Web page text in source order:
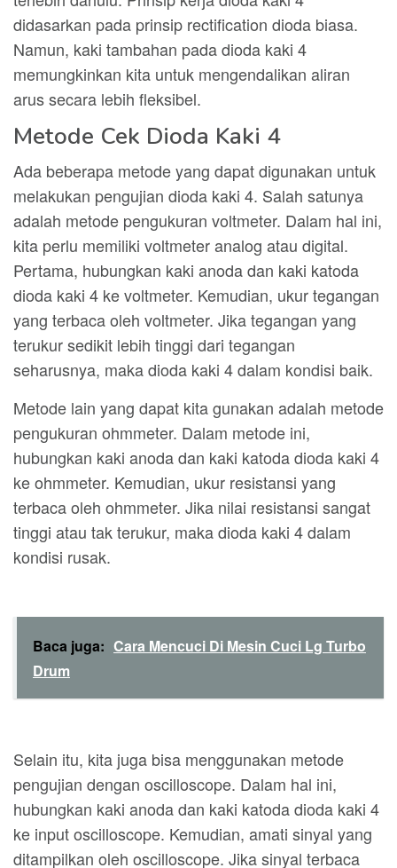
didasarkan pada prinsip rectification dioda biasa.
Namun, kaki tambahan pada dioda kaki 4
memungkinkan kita untuk mengendalikan aliran
arus secara lebih fleksibel.
Metode Cek Dioda Kaki 4
Ada beberapa metode yang dapat digunakan untuk
melakukan pengujian dioda kaki 4. Salah satunya
adalah metode pengukuran voltmeter. Dalam hal ini,
kita perlu memiliki voltmeter analog atau digital.
Pertama, hubungkan kaki anoda dan kaki katoda
dioda kaki 4 ke voltmeter. Kemudian, ukur tegangan
yang terbaca oleh voltmeter. Jika tegangan yang
terukur sedikit lebih tinggi dari tegangan
seharusnya, maka dioda kaki 4 dalam kondisi baik.
Metode lain yang dapat kita gunakan adalah metode
pengukuran ohmmeter. Dalam metode ini,
hubungkan kaki anoda dan kaki katoda dioda kaki 4
ke ohmmeter. Kemudian, ukur resistansi yang
terbaca oleh ohmmeter. Jika nilai resistansi sangat
tinggi atau tak terukur, maka dioda kaki 4 dalam
kondisi rusak.
Baca juga: Cara Mencuci Di Mesin Cuci Lg Turbo
Drum
Selain itu, kita juga bisa menggunakan metode
pengujian dengan oscilloscope. Dalam hal ini,
hubungkan kaki anoda dan kaki katoda dioda kaki 4
ke input oscilloscope. Kemudian, amati sinyal yang
ditampilkan oleh oscilloscope. Jika sinyal terbaca